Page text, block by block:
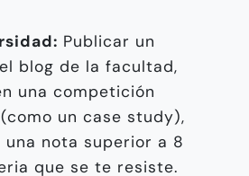
Publicar un
blog de la facultad,
una competición
un case study),
una nota superior a 8
que se te resiste.